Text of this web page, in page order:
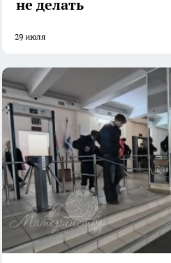
не делать
29 июля